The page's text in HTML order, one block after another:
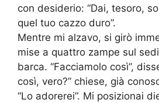
con desiderio: “Dai, tesoro,
quel tuo cazzo duro”.
Mentre mi alzavo, si girò
mise a quattro zampe sul
barca. “Facciamolo così”,
così, vero?” chiese, già
“Lo adorerei”. Mi posizionai